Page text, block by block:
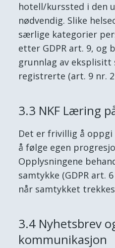
hotell/kurssted i den
nødvendig. Slike
særlige kategorier
etter GDPR art. 9, og
grunnlag av eksplisitt
registrerte (art. 9 nr.
3.3 NKF Læring
Det er frivillig å
å følge egen
Opplysningene
samtykke (GDPR art.
når samtykket
3.4 Nyhetsbrev
kommunikasjon